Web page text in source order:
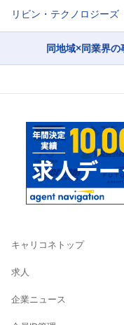
リビン・テクノロジーズ
同地域×同業界
キャリコネトップ
求人
企業ニュース